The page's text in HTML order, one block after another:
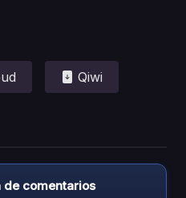
Qiwi
de comentarios